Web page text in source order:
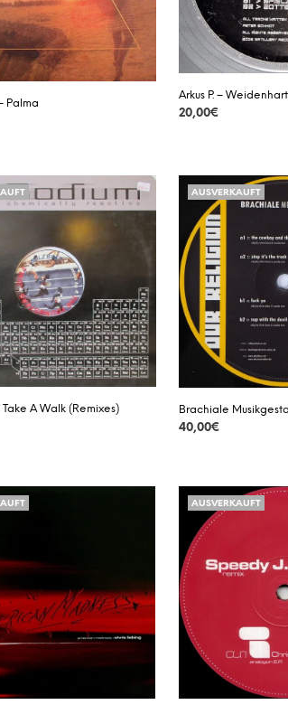
Palma
Arkus P. – Weidenhart
20,00€
Take A Walk (Remixes)
AUSVERKAUFT
Brachiale
40,00€
AUSVERKAUFT